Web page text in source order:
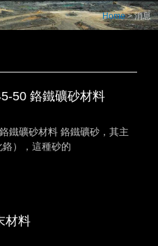
Home>消息
50 鉻鐵礦砂材料
鐵礦砂材料 鉻鐵礦砂，其主
），這種砂的
材料